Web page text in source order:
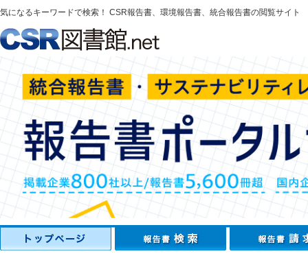
気になるキーワードで検索！ CSR報告書、環境報告書、統合報告書の閲覧サイト